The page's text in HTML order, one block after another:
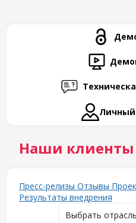
Личный
Наши клиенты
Пресс-релизы Отзывы
Результаты внедрения
Выбрать отрасль